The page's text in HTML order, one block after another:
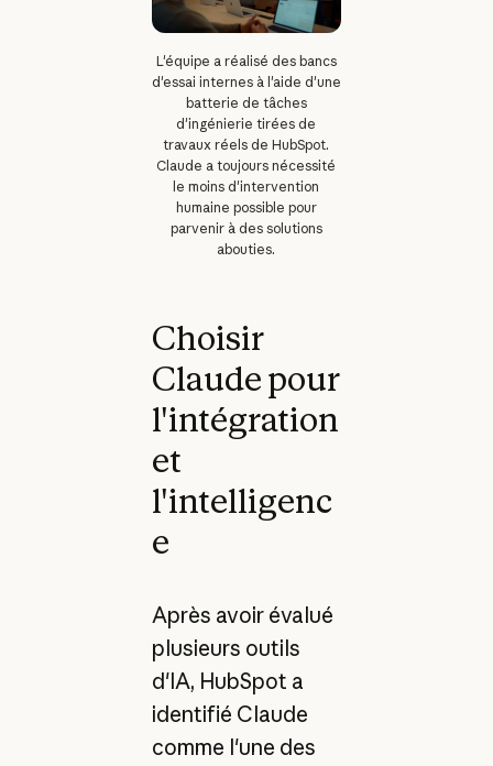
L'équipe a réalisé des bancs
d'essai internes à l'aide d'une
batterie de tâches
d'ingénierie tirées de
travaux réels de HubSpot.
Claude a toujours nécessité
le moins d'intervention
humaine possible pour
parvenir à des solutions
abouties.
Choisir
Claude pour
l'intégration
et
l'intelligenc
e
Après avoir évalué
plusieurs outils
d'IA, HubSpot a
identifié Claude
comme l'une des